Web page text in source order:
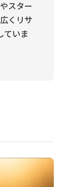
スター
くリサ
ていま